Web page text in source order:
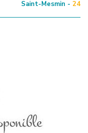
Saint-Mesmin - 24